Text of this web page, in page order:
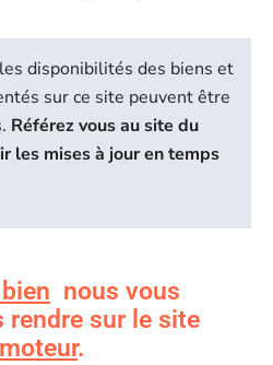
disponibilités des biens et
sur ce site peuvent être
Référez vous au site du
les mises à jour en temps
nous vous
rendre sur le site
.